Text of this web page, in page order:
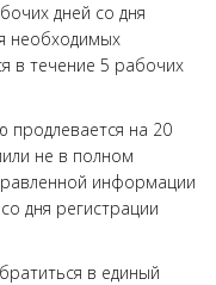
дней со дня
необходимых
в течение 5 рабочих
продлевается на 20
не в полном
информации
дня регистрации
в единый